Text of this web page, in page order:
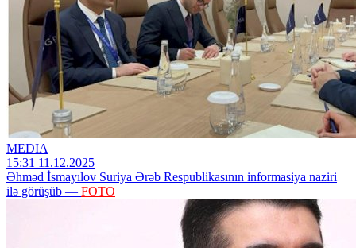
MEDIA
15:31 11.12.2025
Əhməd İsmayılov Suriya Ərəb Respublikasının informasiya naziri
ilə görüşüb — FOTO